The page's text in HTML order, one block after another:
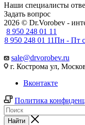
Наши специалисты
Задать вопрос
2026 © Dr.Vorobev -
8 950 248 01 11
8 950 248 01 11Пн - Пт
sale@drvorobev.ru
г. Кострома ул,
Вконтакте
Политика
Найти